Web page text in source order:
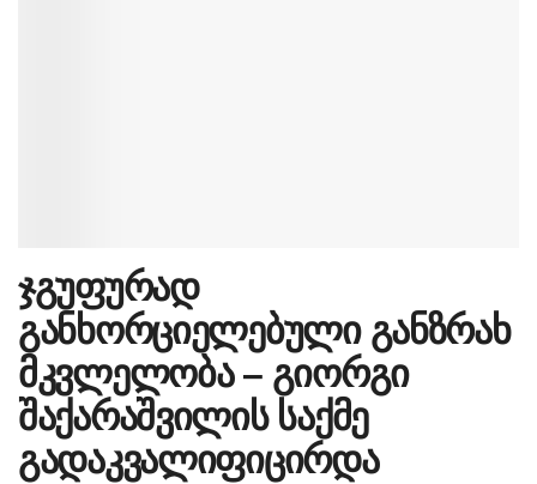
ჯგუფურად
განხორციელებული განზრახ
მკვლელობა – გიორგი
შაქარაშვილის საქმე
გადაკვალიფიცირდა